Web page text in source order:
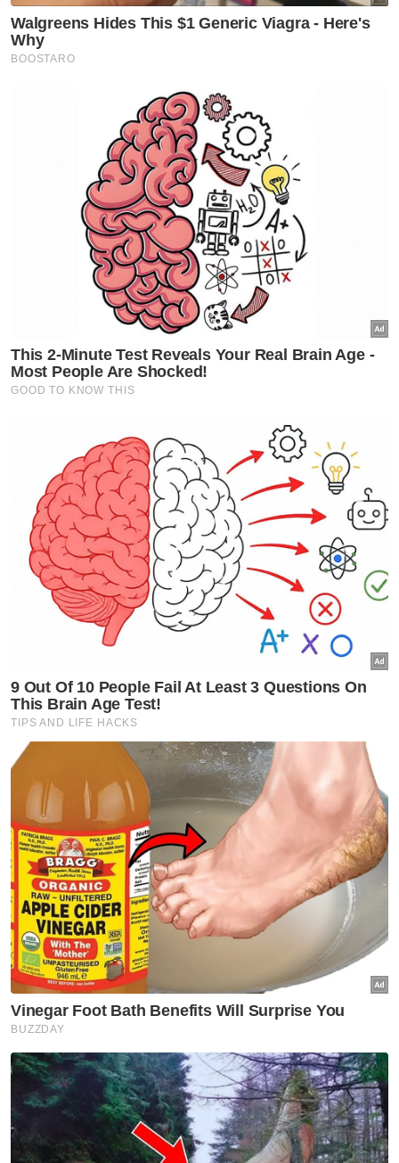
"Blok Progresif juga akan meneruskan
agenda reformasi institusi demi memperkasa
tata kelola kerajaan yang telus, bersih, dan
berintegriti," ujarnya.
Tambah kenyataan itu, pihaknya juga
sentiasa terbuka untuk berbincang dan
melibatkan mana-mana parti mahupun pihak
yang sama demi memajukan Johor dan
Negeri Sembilan.
Berita Telus & Tulus menerusi E-Mel setiap
Muat turun aplikasi Sinar Harian. Klik di sini!
PRN
PSM
Muda
Blok Progresif
Artikel Disyorkan